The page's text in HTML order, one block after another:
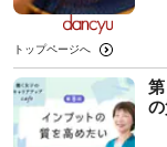
トップページへ
の